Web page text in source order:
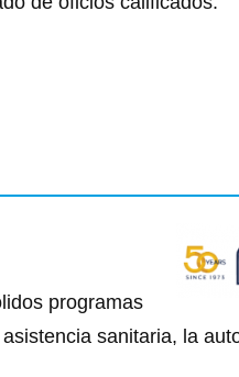
programas
sanitaria, la